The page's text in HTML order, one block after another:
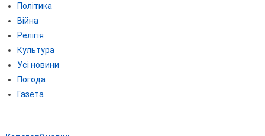
Політика
Війна
Релігія
Культура
Усі новини
Погода
Газета